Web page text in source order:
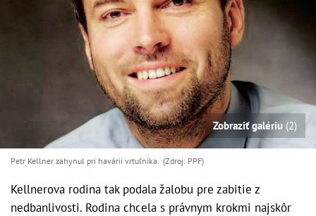
Zobraziť galériu (2)
Petr Kellner zahynul pri havárii vrtuľníka. (Zdroj: PPF)
Kellnerova rodina tak podala žalobu pre zabitie z
nedbanlivosti. Rodina chcela s právnym krokmi najskôr